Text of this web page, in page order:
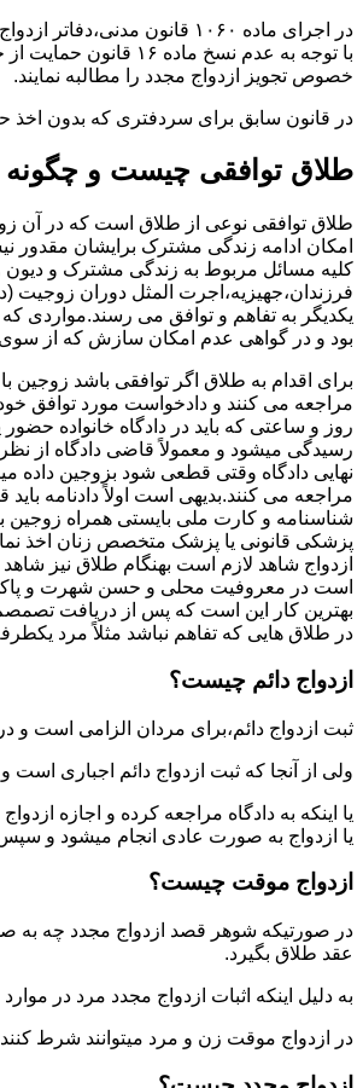
در اجرای ماده ۱۰۶۰ قانون مدنی،دفاتر ازدواج مکلفند قبل از ثبت ازدواج زنان ایرانی با اتباع خارجی اجازه نامه مخصوص دولت ( وزارت کشور ) را اخذ نمایند.
خصوص تجویز ازدواج مجدد را مطالبه نمایند.
در قانون سابق برای سردفتری که بدون
طلاق توافقی چیست و
طلاق توافقی نوعی از طلاق است که در آن
امکان ادامه زندگی مشترک برایشان مقدور
کلیه مسائل مربوط به زندگی مشترک و دیون
فرزندان،جهیزیه،اجرت المثل دوران زوجیت
یکدیگر به تفاهم و توافق می رسند.مواردی
بود و در گواهی عدم امکان سازش که از
برای اقدام به طلاق اگر توافقی باشد
مراجعه می کنند و دادخواست مورد توافق خود
روز و ساعتی که باید در دادگاه خانواده
رسیدگی میشود و معمولاً قاضی دادگاه از
نهایی دادگاه وقتی قطعی شود بزوجین داده
مراجعه می کنند.بدیهی است اولاً دادنامه
شناسنامه و کارت ملی بایستی همراه زوجین
پزشکی قانونی یا پزشک متخصص زنان اخذ
ازدواج شاهد لازم است بهنگام طلاق نیز
است در معروفیت محلی و حسن شهرت و پاکی
بهترین کار این است که پس از دریافت تصمصم
در طلاق هایی که تفاهم نباشد مثلاً مرد
ازدواج دائم چیست؟
ثبت ازدواج دائم،برای مردان الزامی است
ولی از آنجا که ثبت ازدواج دائم اجباری
یا اینکه به دادگاه مراجعه کرده و اجازه
یا ازدواج به صورت عادی انجام میشود و
ازدواج موقت چیست؟
در صورتیکه شوهر قصد ازدواج مجدد چه به
عقد طلاق بگیرد.
به دلیل اینکه اثبات ازدواج مجدد مرد در
در ازدواج موقت زن و مرد میتوانند شرط